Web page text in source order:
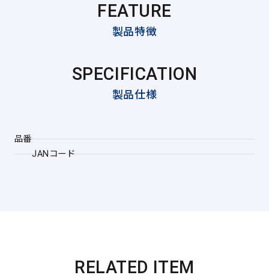
FEATURE
製品特徴
SPECIFICATION
製品仕様
品番
JANコード
RELATED ITEM